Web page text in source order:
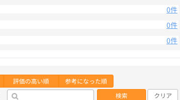
0件
0件
0件
評価の高い順 参考になった順
検索 クリア